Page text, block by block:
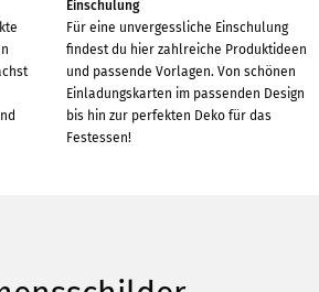
Einschulung
Für eine unvergessliche Einschulung
findest du hier zahlreiche Produktideen
und passende Vorlagen. Von schönen
Einladungskarten im passenden Design
bis hin zur perfekten Deko für das
Festessen!